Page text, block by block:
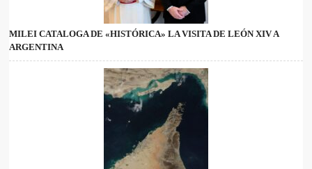
MILEI CATALOGA DE «HISTÓRICA» LA VISITA DE LEÓN XIV A
ARGENTINA